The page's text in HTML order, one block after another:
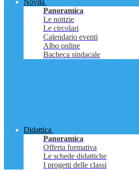
Novità
Panoramica
Le notizie
Le circolari
Calendario eventi
Albo online
Bacheca sindacale
Didattica
Panoramica
Offerta formativa
Le schede didattiche
I progetti delle classi